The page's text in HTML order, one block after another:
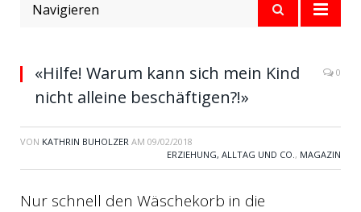
Navigieren
«Hilfe! Warum kann sich mein Kind
nicht alleine beschäftigen?!»
0
VON KATHRIN BUHOLZER AM 09/02/2018
ERZIEHUNG, ALLTAG UND CO., MAGAZIN
Nur schnell den Wäschekorb in die